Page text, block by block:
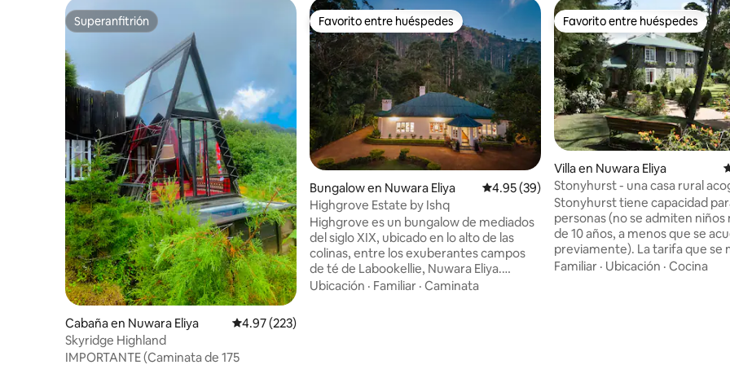
Superanfitrión
Superanfitrión
Cabaña en Nuwara Eliya Calificación promedio: 4.97 de 5, 223 reseñas
4.97 (223)
Skyridge Highland
IMPORTANTE (Caminata de 175
Favorito entre huéspedes
Favorito entre huéspedes
Bungalow en Nuwara Eliya Calificación promedio: 4.95 de 5, 39 reseñas
4.95 (39)
Highgrove Estate by Ishq
Highgrove es un bungalow de mediados
del siglo XIX, ubicado en lo alto de las
colinas, entre los exuberantes campos
de té de Labookellie, Nuwara Eliya.
Ubicado con gracia en una cresta natural
Ubicación · Familiar · Caminata
Favorito entre huéspedes
Favorito entre huéspedes
Villa en Nuwara Eliya
Stonyhurst - una casa rural
lujosa
Stonyhurst tiene capacidad
personas (no se admiten
de 10 años, a menos que se
previamente). La tarifa que se
es para 2 huéspedes, añade 75
Familiar · Ubicación · Cocina